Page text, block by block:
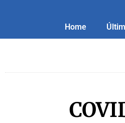
Home